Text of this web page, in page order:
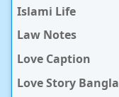
Islami Life
Law Notes
Love Caption
Love Story Bangla